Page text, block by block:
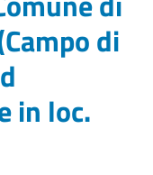
di
in loc.